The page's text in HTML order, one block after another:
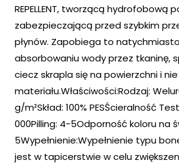
REPELLENT, tworzącą hydrofobową
zabezpieczającą przed szybkim
płynów. Zapobiega to
absorbowaniu wody przez tkaninę,
ciecz skrapla się na powierzchni i nie
materiału.Właściwości:Rodzaj:
g/m²Skład: 100% PESŚcieralność
000Pilling: 4-5Odporność koloru na
5Wypełnienie:Wypełnienie typu
jest w tapicerstwie w celu